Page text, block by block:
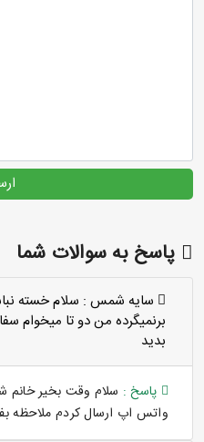
پاسخ به سوالات شما
سايه شمس : سلام خسته
برنميگرده من دو تا ميخوام
بديد
پاسخ : سلام وقت بخیر
واتس اپ ارسال کردم ملاحظه